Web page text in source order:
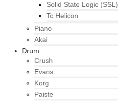
Solid State Logic (SSL)
Tc Helicon
Piano
Akai
Drum
Crush
Evans
Korg
Paiste